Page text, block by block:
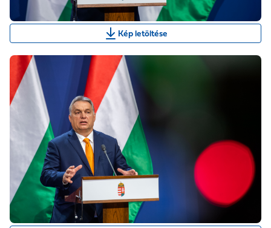
Kép letöltése